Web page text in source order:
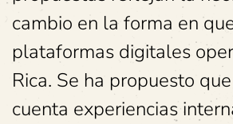
cambio en la forma en
plataformas digitales
Rica. Se ha propuesto
cuenta experiencias